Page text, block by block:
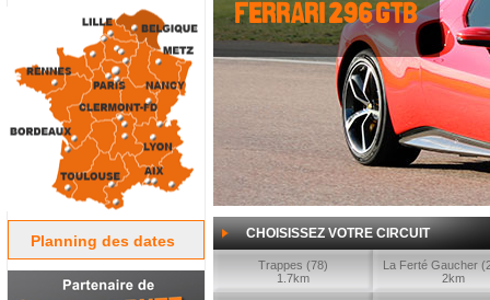
Planning des dates
ferrari 296 gtb
CHOISISSEZ VOTRE CIRCUIT
Trappes (78)
1.7km
La Ferté Gaucher
2km